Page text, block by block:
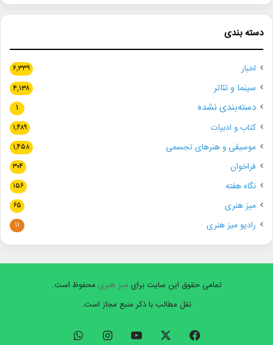
دسته بندی
اخبار ۶,۳۳۹
سینما و تئاتر ۴,۱۳۸
دسته‌بندی نشده ۱
کتاب و ادبیات ۱,۴۸۹
موسیقی و هنرهای تجسمی ۱,۴۵۸
فراخوان ۳۰۴
نگاه هفته ۱۵۶
میز هنری ۶۵
رادیو میز هنری ۱۱
تمامی حقوق این سایت برای میز هنری محفوظ است.
نقل مطالب با ذکر منبع مجاز است.
فیسبوک ایکس یوتیوب اینستاگرام